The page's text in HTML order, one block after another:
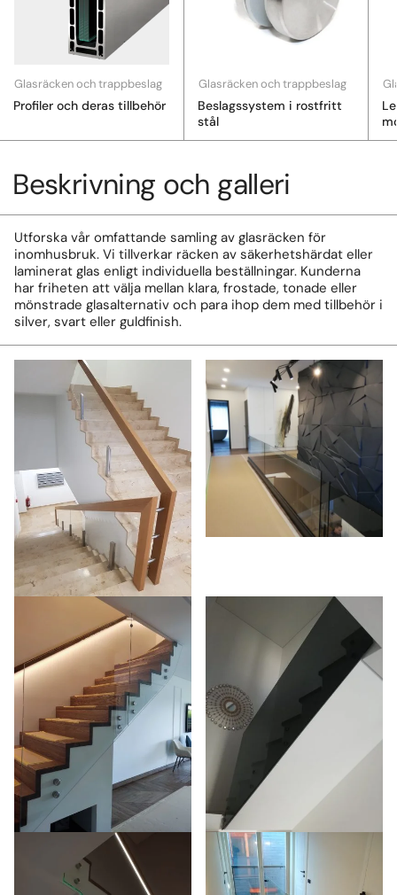
Glasräcken och trappbeslag
Profiler och deras tillbehör
Glasräcken och trappbeslag
Beslagssystem i rostfritt
stål
Beskrivning och galleri
Utforska vår omfattande samling av glasräcken för
inomhusbruk. Vi tillverkar räcken av säkerhetshärdat eller
laminerat glas enligt individuella beställningar. Kunderna
har friheten att välja mellan klara, frostade, tonade eller
mönstrade glasalternativ och para ihop dem med tillbehör i
silver, svart eller guldfinish.